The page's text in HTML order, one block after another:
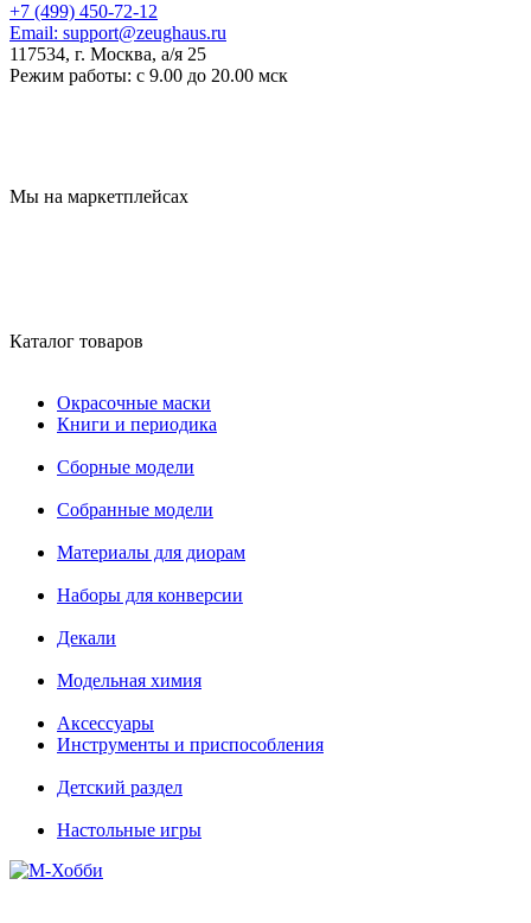
+7 (499) 450-72-12
Email: support@zeughaus.ru
117534, г. Москва, а/я 25
Режим работы: с 9.00 до 20.00 мск
Мы на маркетплейсах
Каталог товаров
Окрасочные маски
Книги и периодика
Сборные модели
Собранные модели
Материалы для диорам
Наборы для конверсии
Декали
Модельная химия
Аксессуары
Инструменты и приспособления
Детский раздел
Настольные игры